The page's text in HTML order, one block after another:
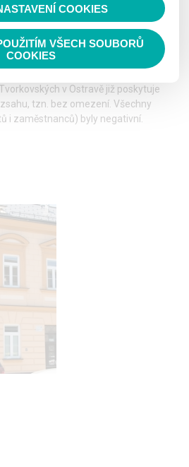
na ulici Tvorkovských v
NÁVŠTĚV
v Ostravě již poskytuje
tzn. bez omezení. Všechny
i zaměstnanců) byly negativní.
COOKIES
VŠECH SOUBORŮ
COOKIES